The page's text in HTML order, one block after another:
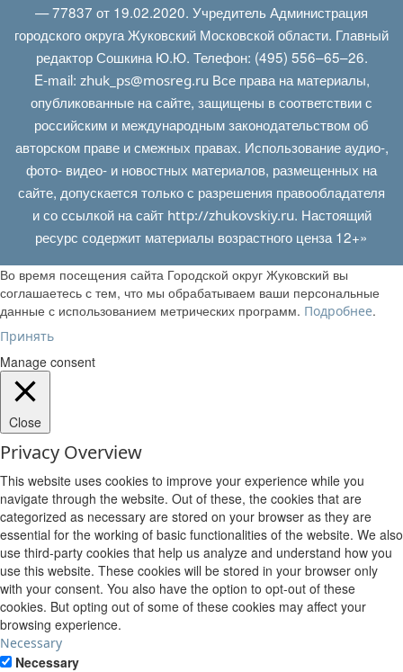
— 77837 от 19.02.2020. Учредитель Администрация
городского округа Жуковский Московской области. Главный
редактор Сошкина Ю.Ю. Телефон: (495) 556–65–26.
E‑mail: zhuk_ps@mosreg.ruВсе права на материалы,
опубликованные на сайте, защищены в соответствии с
российским и международным законодательством об
авторском праве и смежных правах. Использование аудио-,
фото- видео- и новостных материалов, размещенных на
сайте, допускается только с разрешения правообладателя
и со ссылкой на сайт http://zhukovskiy.ru. Настоящий
ресурс содержит материалы возрастного ценза 12+»
Во время посещения сайта Городской округ Жуковский вы
соглашаетесь с тем, что мы обрабатываем ваши персональные
данные с использованием метрических программ. Подробнее.
Принять
Manage consent
Close
Privacy Overview
This website uses cookies to improve your experience while you
navigate through the website. Out of these, the cookies that are
categorized as necessary are stored on your browser as they are
essential for the working of basic functionalities of the website. We also
use third-party cookies that help us analyze and understand how you
use this website. These cookies will be stored in your browser only
with your consent. You also have the option to opt-out of these
cookies. But opting out of some of these cookies may affect your
browsing experience.
Necessary
Necessary